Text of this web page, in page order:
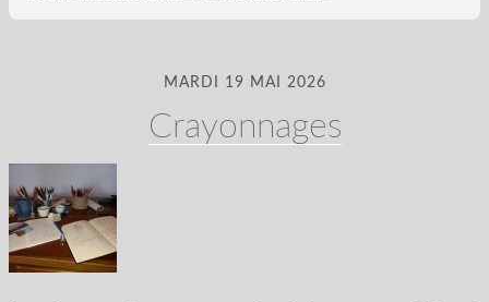
MARDI 19 MAI 2026
Crayonnages